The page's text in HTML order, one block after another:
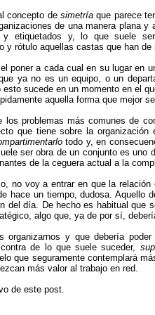
concepto de simetríaque parece
de una manera plana y
y etiquetados y, lo que suele
y rótulo aquellas castas que han
poner a cada cual en su lugar en
ya no es un equipo, o un
esto sucede en un momento en el
aquella forma que mejor
los problemas más comunes de
que tiene sobre la
todo y, en
ser obra de un conjunto es
de la ceguera actual a la
no voy a entrar en que la
hace un tiempo, dudosa. Aquello
del día. De hecho es habitual que
algo que, ya de por sí,
y que debería
de lo que suele suceder,
que seguramente contemplará
más valor al trabajo en red.
de este post.